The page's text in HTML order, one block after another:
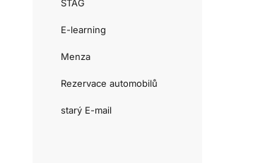
STAG
E-learning
Menza
Rezervace automobilů
starý E-mail